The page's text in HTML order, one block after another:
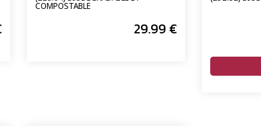
COMPOSTABLE
29.99 €